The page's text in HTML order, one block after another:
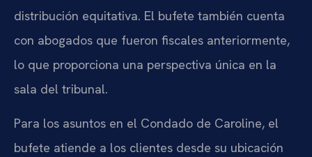
distribución equitativa. El bufete también cuenta
con abogados que fueron fiscales anteriormente,
lo que proporciona una perspectiva única en la
sala del tribunal.
Para los asuntos en el Condado de Caroline, el
bufete atiende a los clientes desde su ubicación